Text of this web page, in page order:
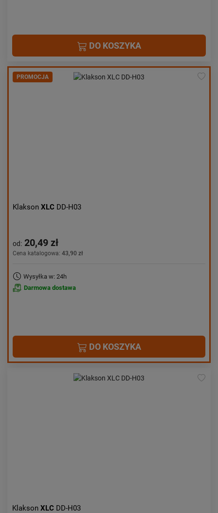
DO KOSZYKA
PROMOCJA
Klakson XLC DD-H03
od: 20,49 zł
Cena katalogowa: 43,90 zł
Wysyłka w: 24h
Darmowa dostawa
DO KOSZYKA
Klakson XLC DD-H03